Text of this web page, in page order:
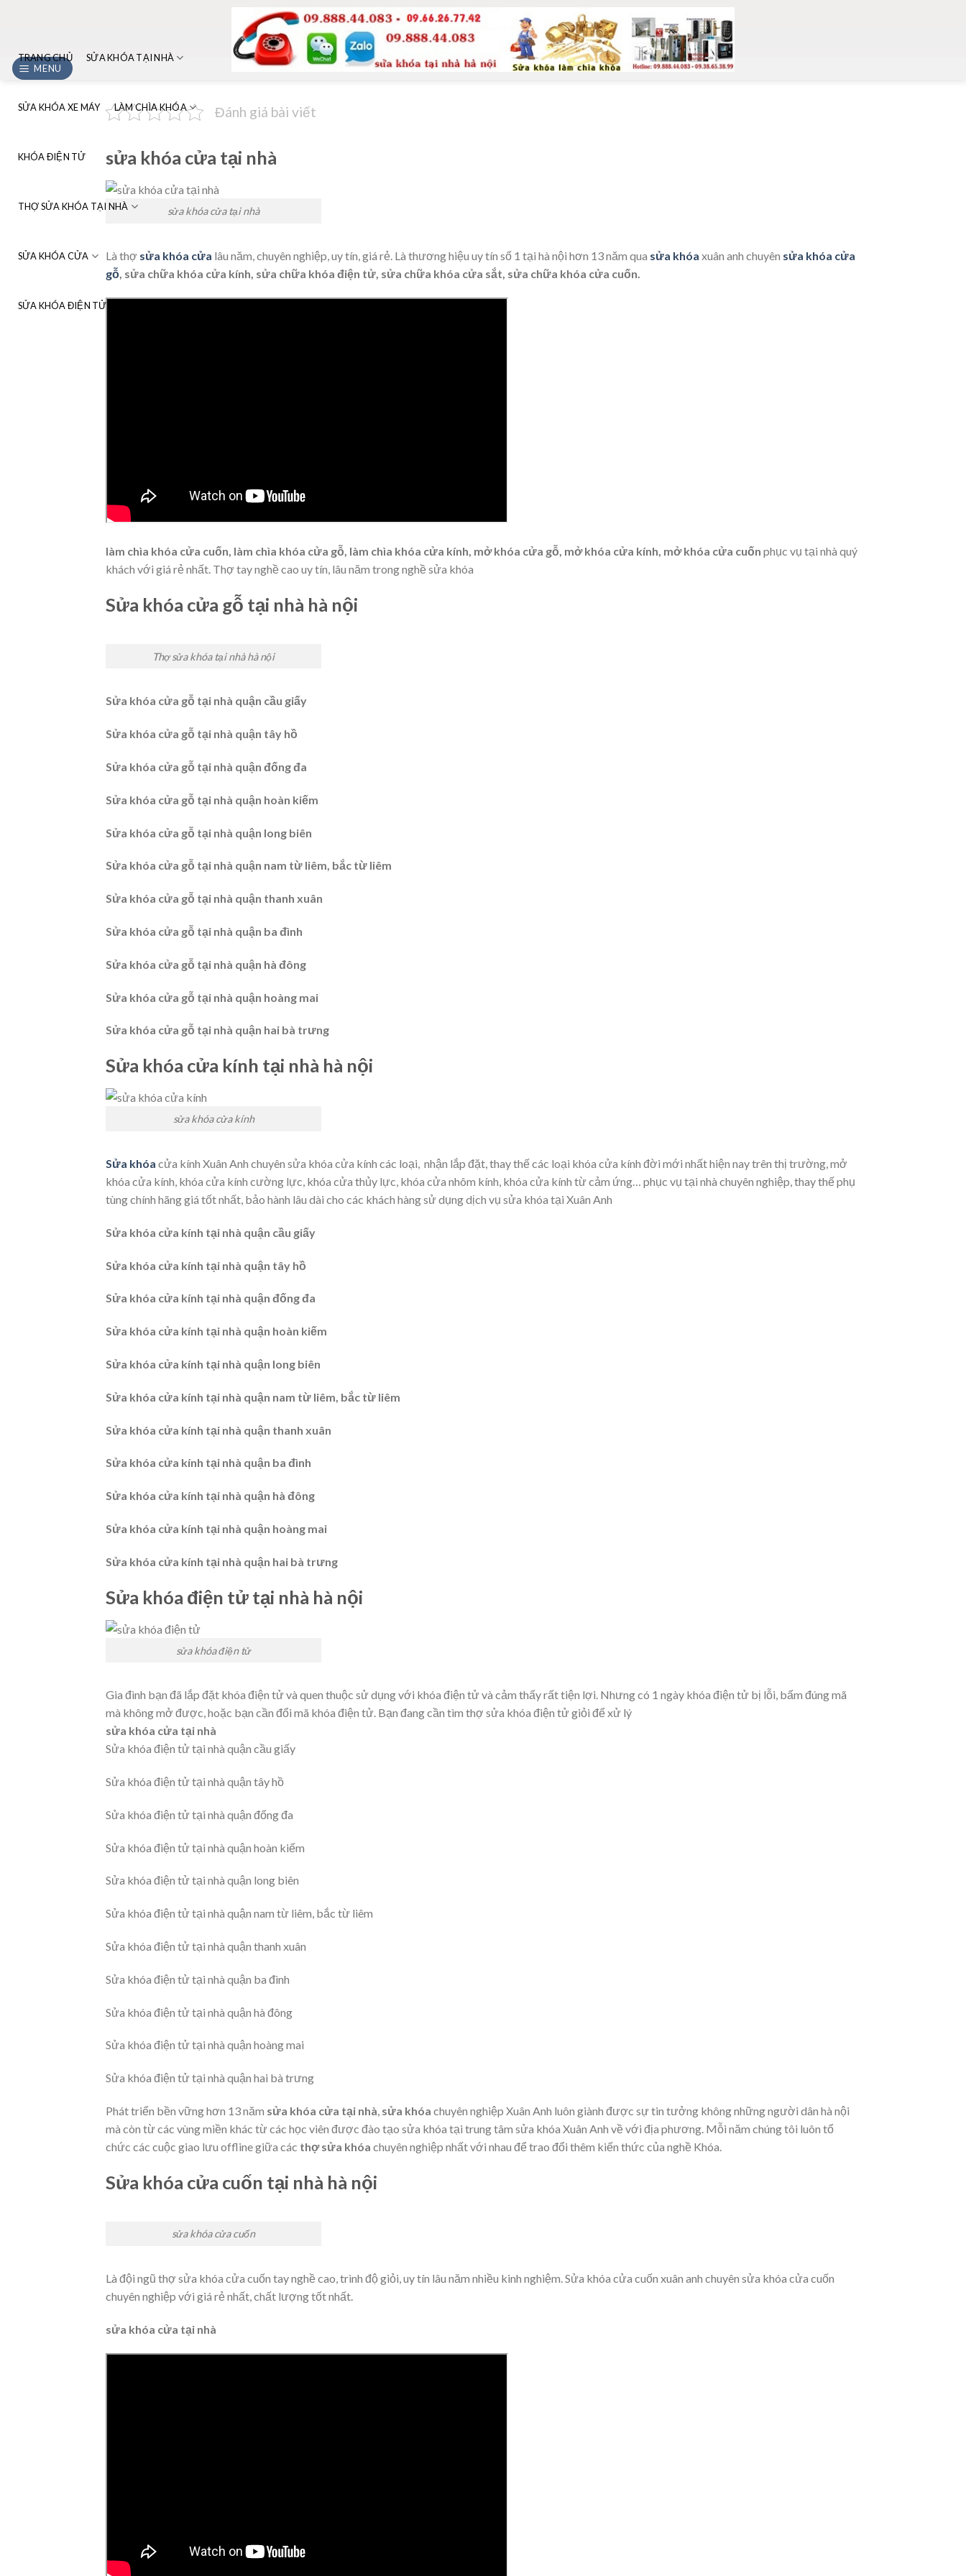
TRANG CHỦ SỬA KHÓA TẠI NHÀ
SỬA KHÓA XE MÁY LÀM CHÌA KHÓA
KHÓA ĐIỆN TỬ
THỢ SỬA KHÓA TẠI NHÀ
SỬA KHÓA CỬA
SỬA KHÓA ĐIỆN TỬ HÀ NỘI
MENU
Đánh giá bài viết
sửa khóa cửa tại nhà
sửa khóa cửa tại nhà
Là thợ sửa khóa cửa lâu năm, chuyên nghiệp, uy tín, giá rẻ. Là thương hiệu uy tín số 1 tại hà nội hơn 13 năm qua sửa khóa xuân anh chuyên sửa khóa cửa
gỗ , sửa chữa khóa cửa kính, sửa chữa khóa điện tử, sửa chữa khóa cửa sắt, sửa chữa khóa cửa cuốn.
làm chìa khóa cửa cuốn, làm chìa khóa cửa gỗ, làm chìa khóa cửa kính, mở khóa cửa gỗ, mở khóa cửa kính, mở khóa cửa cuốn phục vụ tại nhà quý
khách với giá rẻ nhất. Thợ tay nghề cao uy tín, lâu năm trong nghề sửa khóa
Sửa khóa cửa gỗ tại nhà hà nội
Thợ sửa khóa tại nhà hà nội
Sửa khóa cửa gỗ tại nhà quận cầu giấy
Sửa khóa cửa gỗ tại nhà quận tây hồ
Sửa khóa cửa gỗ tại nhà quận đống đa
Sửa khóa cửa gỗ tại nhà quận hoàn kiếm
Sửa khóa cửa gỗ tại nhà quận long biên
Sửa khóa cửa gỗ tại nhà quận nam từ liêm, bắc từ liêm
Sửa khóa cửa gỗ tại nhà quận thanh xuân
Sửa khóa cửa gỗ tại nhà quận ba đình
Sửa khóa cửa gỗ tại nhà quận hà đông
Sửa khóa cửa gỗ tại nhà quận hoàng mai
Sửa khóa cửa gỗ tại nhà quận hai bà trưng
Sửa khóa cửa kính tại nhà hà nội
sửa khóa cửa kính
Sửa khóa cửa kính Xuân Anh chuyên sửa khóa cửa kính các loại, nhận lắp đặt, thay thế các loại khóa cửa kính đời mới nhất hiện nay trên thị trường, mở
khóa cửa kính, khóa cửa kính cường lực, khóa cửa thủy lực, khóa cửa nhôm kính, khóa cửa kính từ cảm ứng… phục vụ tại nhà chuyên nghiệp, thay thế phụ
tùng chính hãng giá tốt nhất, bảo hành lâu dài cho các khách hàng sử dụng dịch vụ sửa khóa tại Xuân Anh
Sửa khóa cửa kính tại nhà quận cầu giấy
Sửa khóa cửa kính tại nhà quận tây hồ
Sửa khóa cửa kính tại nhà quận đống đa
Sửa khóa cửa kính tại nhà quận hoàn kiếm
Sửa khóa cửa kính tại nhà quận long biên
Sửa khóa cửa kính tại nhà quận nam từ liêm, bắc từ liêm
Sửa khóa cửa kính tại nhà quận thanh xuân
Sửa khóa cửa kính tại nhà quận ba đình
Sửa khóa cửa kính tại nhà quận hà đông
Sửa khóa cửa kính tại nhà quận hoàng mai
Sửa khóa cửa kính tại nhà quận hai bà trưng
Sửa khóa điện tử tại nhà hà nội
sửa khóa điện tử
Gia đình bạn đã lắp đặt khóa điện tử và quen thuộc sử dụng với khóa điện tử và cảm thấy rất tiện lợi. Nhưng có 1 ngày khóa điện tử bị lỗi, bấm đúng mã
mà không mở được, hoặc bạn cần đổi mã khóa điện tử. Bạn đang cần tìm thợ sửa khóa điện tử giỏi để xử lý
sửa khóa cửa tại nhà
Sửa khóa điện tử tại nhà quận cầu giấy
Sửa khóa điện tử tại nhà quận tây hồ
Sửa khóa điện tử tại nhà quận đống đa
Sửa khóa điện tử tại nhà quận hoàn kiếm
Sửa khóa điện tử tại nhà quận long biên
Sửa khóa điện tử tại nhà quận nam từ liêm, bắc từ liêm
Sửa khóa điện tử tại nhà quận thanh xuân
Sửa khóa điện tử tại nhà quận ba đình
Sửa khóa điện tử tại nhà quận hà đông
Sửa khóa điện tử tại nhà quận hoàng mai
Sửa khóa điện tử tại nhà quận hai bà trưng
Phát triển bền vững hơn 13 năm sửa khóa cửa tại nhà, sửa khóa chuyên nghiệp Xuân Anh luôn giành được sự tin tưởng không những người dân hà nội
mà còn từ các vùng miền khác từ các học viên được đào tạo sửa khóa tại trung tâm sửa khóa Xuân Anh về với địa phương. Mỗi năm chúng tôi luôn tổ
chức các cuộc giao lưu offline giữa các thợ sửa khóa chuyên nghiệp nhất với nhau để trao đổi thêm kiến thức của nghề Khóa.
Sửa khóa cửa cuốn tại nhà hà nội
sửa khóa cửa cuốn
Là đội ngũ thợ sửa khóa cửa cuốn tay nghề cao, trình độ giỏi, uy tín lâu năm nhiều kinh nghiệm. Sửa khóa cửa cuốn xuân anh chuyên sửa khóa cửa cuốn
chuyên nghiệp với giá rẻ nhất, chất lượng tốt nhất.
sửa khóa cửa tại nhà